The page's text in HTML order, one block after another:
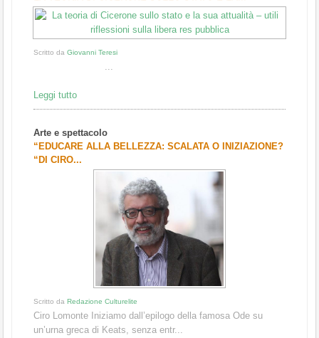
Scritto da Giovanni Teresi
...
Leggi tutto
Arte e spettacolo
“EDUCARE ALLA BELLEZZA: SCALATA O INIZIAZIONE?
“DI CIRO...
Scritto da Redazione Culturelite
Ciro Lomonte Iniziamo dall’epilogo della famosa Ode su
un’urna greca di Keats, senza entr...